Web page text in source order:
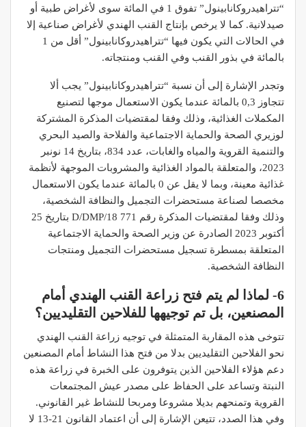
“تتراهيدروكانابينول” تفوق 1 في المائة سوى لأغراض طبية أو
صيدلانية. كما لا يرخص بإنتاج القنب الهندي لأغراض صناعية إلا
في الحالات التي يكون فيها “تتراهيدروكانابينول” أقل من 1
بالمائة في بذور القنب وفي القنب ومنتجاته.
وتجدر الإشارة إلى أن نسبة “تتراهيدروكانابينول” يجب ألا
تتجاوز 0,3 بالمائة عندما يكون الاستعمال موجها لتصنيع
المكملات الغذائية، وذلك وفقا لمقتضيات المذكرة المشتركة
لوزيري الصحة والحماية الاجتماعية والفلاحة والصيد البحري
والتنمية القروية والمياه والغابات، عدد 834، بتاريخ 14 نونبر
2023، والمتعلقة بالمواد الغذائية والمشروبات الموجهة لأنظمة
غذائية معينة، وبما لا يقل عن 0 بالمائة عندما يكون الاستعمال
مخصصا لصناعة مستحضرات التجميل والنظافة الشخصية،
وذلك وفقا لمقتضيات المذكرة رقم 771 D/DMP/18 بتاريخ 25
أكتوبر 2023 الصادرة عن وزير الصحة والحماية الاجتماعية
المتعلقة بمسطرة تسجيل مستحضرات التجميل ومنتجات
النظافة الشخصية.
6- لماذا لم يتم فتح زراعة القنب الهندي أمام
المصنعين، بل تم توجيهها للفلاحين التقليديين؟
تتوخى هذه المقاربة المتمثلة في توجيه زراعة القنب الهندي
نحو الفلاحين التقليديين بدلا من فتح هذا النشاط أمام المصنعين
دعم هؤلاء الفلاحين الذين يتوفرون على الخبرة في زراعة هذه
النبتة وتساعد على الحفاظ على مصدر عيش المجتمعات
القروية وتمنحهم بديلا مشروعا ومربحا للنشاط غير القانوني.
وفي هذا الصدد، تتيعن الإشارة إلى أن اعتماد القانون 21-13 لا